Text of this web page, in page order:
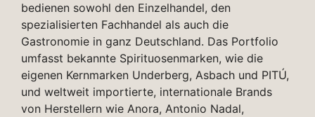
bedienen sowohl den Einzelhandel, den
spezialisierten Fachhandel als auch die
Gastronomie in ganz Deutschland. Das Portfolio
umfasst bekannte Spirituosenmarken, wie die
eigenen Kernmarken Underberg, Asbach und PITÚ,
und weltweit importierte, internationale Brands
von Herstellern wie Anora, Antonio Nadal,